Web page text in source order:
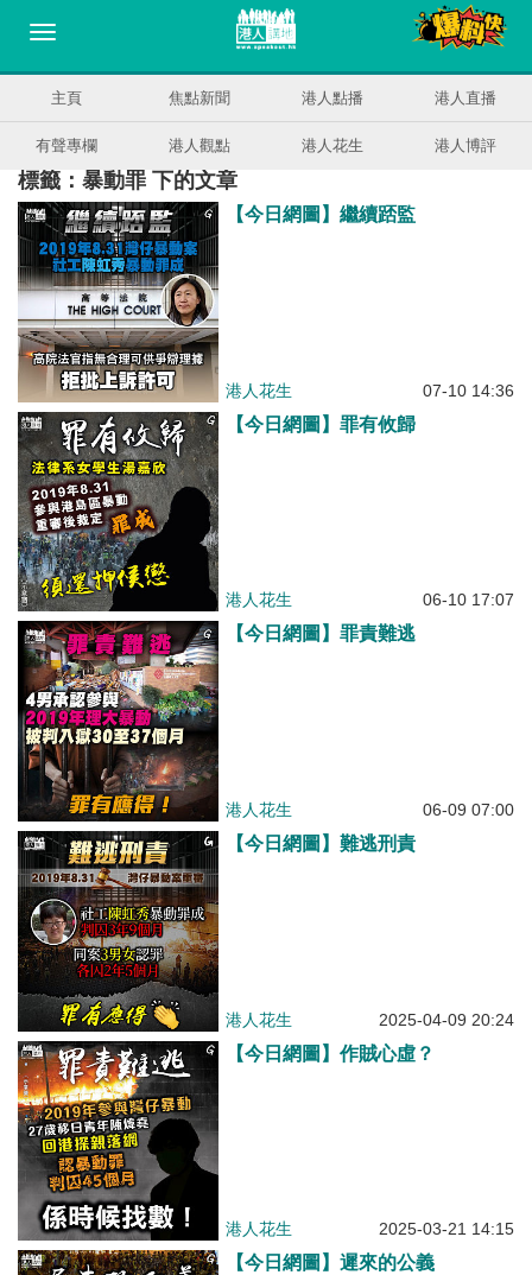
主頁 焦點新聞 港人點播 港人直播
有聲專欄 港人觀點 港人花生 港人博評
標籤：暴動罪 下的文章
【今日網圖】繼續踎監
港人花生 07-10 14:36
【今日網圖】罪有攸歸
港人花生 06-10 17:07
【今日網圖】罪責難逃
港人花生 06-09 07:00
【今日網圖】難逃刑責
港人花生 2025-04-09 20:24
【今日網圖】作賊心虛？
港人花生 2025-03-21 14:15
【今日網圖】遲來的公義